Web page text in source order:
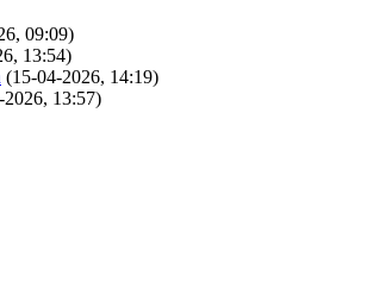
09:09)
13:54)
(15-04-2026, 14:19)
2026, 13:57)